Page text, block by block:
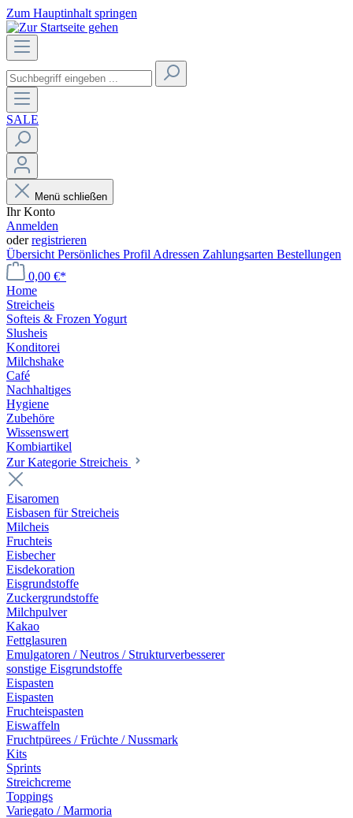
Zum Hauptinhalt springen
SALE
Menü schließen
Ihr Konto
Anmelden
oderregistrieren
Übersicht Persönliches Profil Adressen Zahlungsarten Bestellungen
0,00 €*
Home
Streicheis
Softeis & Frozen Yogurt
Slusheis
Konditorei
Milchshake
Café
Nachhaltiges
Hygiene
Zubehöre
Wissenswert
Kombiartikel
Zur Kategorie Streicheis
Eisaromen
Eisbasen für Streicheis
Milcheis
Fruchteis
Eisbecher
Eisdekoration
Eisgrundstoffe
Zuckergrundstoffe
Milchpulver
Kakao
Fettglasuren
Emulgatoren / Neutros / Strukturverbesserer
sonstige Eisgrundstoffe
Eispasten
Eispasten
Fruchteispasten
Eiswaffeln
Fruchtpürees / Früchte / Nussmark
Kits
Sprints
Streichcreme
Toppings
Variegato / Marmoria